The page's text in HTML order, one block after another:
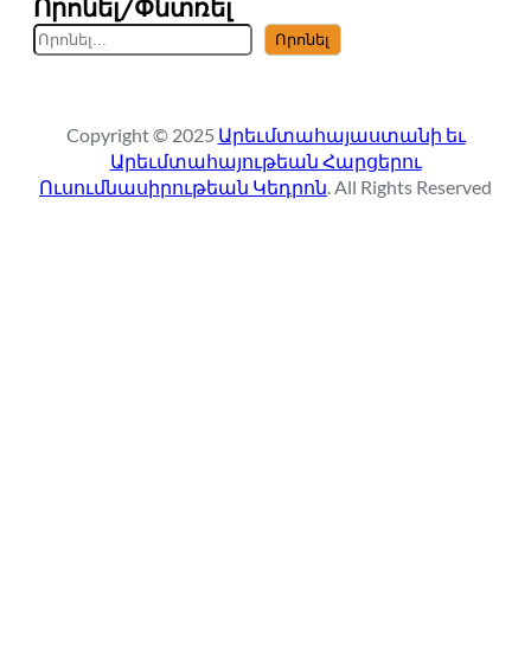
Որոնել/Փնտռել
S
e
c
h
Որոնել
Copyright © 2025 Արեւմտահայաստանի եւ
Արեւմտահայութեան Հարցերու
Ուսումնասիրութեան Կեդրոն . All Rights Reserved